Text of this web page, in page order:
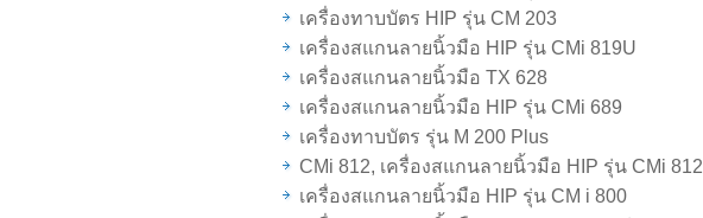
เครื่องทาบบัตร HIP รุ่น CM 203
เครื่องสแกนลายนิ้วมือ HIP รุ่น CMi 819U
เครื่องสแกนลายนิ้วมือ TX 628
เครื่องสแกนลายนิ้วมือ HIP รุ่น CMi 689
เครื่องทาบบัตร รุ่น M 200 Plus
CMi 812, เครื่องสแกนลายนิ้วมือ HIP รุ่น CMi 812
เครื่องสแกนลายนิ้วมือ HIP รุ่น CM i 800